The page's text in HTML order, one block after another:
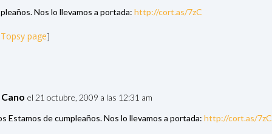
Nos lo llevamos a portada:http://cort.as/7zC
Topsy page]
el 21 octubre, 2009 a las 12:31 am
Estamos de cumpleaños. Nos lo llevamos a portada:http://cort.as/7zC